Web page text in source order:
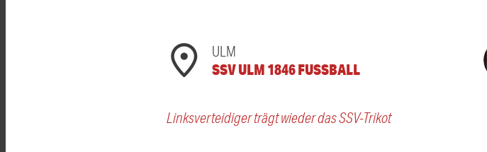
ULM
SSV ULM 1846 FUSSBALL
Linksverteidiger trägt wieder das SSV-Trikot